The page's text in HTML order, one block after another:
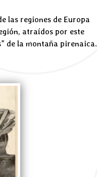
las regiones de Europa
atraídos por este
de la montaña pirenaica.